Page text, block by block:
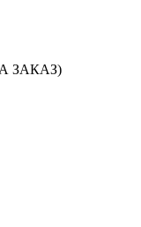
ЗАКАЗ)